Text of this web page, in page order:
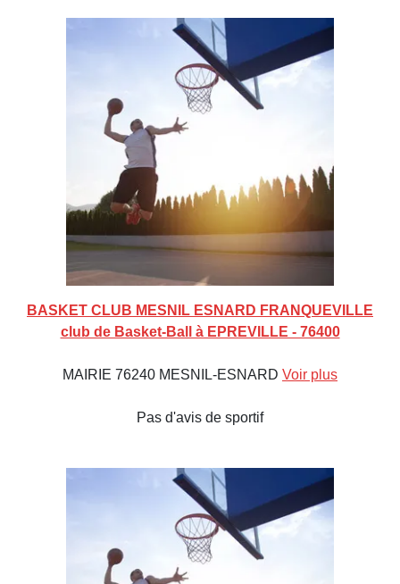
BASKET CLUB MESNIL ESNARD FRANQUEVILLE
club de Basket-Ball à EPREVILLE - 76400
MAIRIE 76240 MESNIL-ESNARD Voir plus
Pas d'avis de sportif